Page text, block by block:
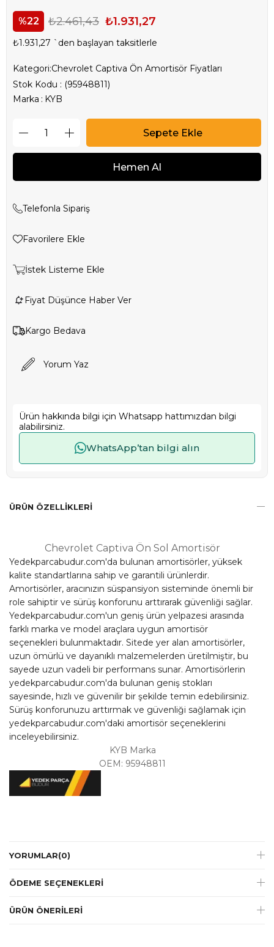
22 ₺2.461,43 ₺1.931,27
₺1.931,27 `den başlayan taksitlerle
Kategori:Chevrolet Captiva Ön Amortisör Fiyatları
Stok Kodu
(95948811)
Marka : KYB
Telefonla Sipariş
Favorilere Ekle
İstek Listeme Ekle
Fiyat Düşünce Haber Ver
Kargo Bedava
Yorum Yaz
Ürün hakkında bilgi için Whatsapp hattımızdan bilgi
alabilirsiniz.
WhatsApp’tan bilgi alın
ÜRÜN ÖZELLIKLERI
Chevrolet Captiva Ön Sol Amortisör
Yedekparcabudur.com'da bulunan amortisörler, yüksek
kalite standartlarına sahip ve garantili ürünlerdir.
Amortisörler, aracınızın süspansiyon sisteminde önemli bir
role sahiptir ve sürüş konforunu arttırarak güvenliği sağlar.
Yedekparcabudur.com'un geniş ürün yelpazesi arasında
farklı marka ve model araçlara uygun amortisör
seçenekleri bulunmaktadır. Sitede yer alan amortisörler,
uzun ömürlü ve dayanıklı malzemelerden üretilmiştir, bu
sayede uzun vadeli bir performans sunar. Amortisörlerin
yedekparcabudur.com'da bulunan geniş stokları
sayesinde, hızlı ve güvenilir bir şekilde temin edebilirsiniz.
Sürüş konforunuzu arttırmak ve güvenliği sağlamak için
yedekparcabudur.com'daki amortisör seçeneklerini
inceleyebilirsiniz.
KYB Marka
OEM: 95948811
YORUMLAR(0)
ÖDEME SEÇENEKLERI
ÜRÜN ÖNERILERI